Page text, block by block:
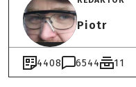
Piotr
4408 6544 11